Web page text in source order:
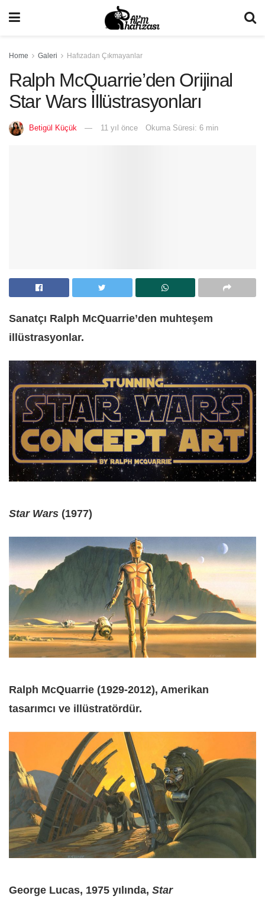
Home Galeri Hafızadan Çıkmayanlar
Ralph McQuarrie’den Orijinal
Star Wars İllüstrasyonları
Betigül Küçük 11 yıl önce Okuma Süresi: 6 min
Sanatçı Ralph McQuarrie’den muhteşem
illüstrasyonlar.
Star Wars (1977)
Ralph McQuarrie (1929-2012), Amerikan
tasarımcı ve illüstratördür.
George Lucas, 1975 yılında, Star